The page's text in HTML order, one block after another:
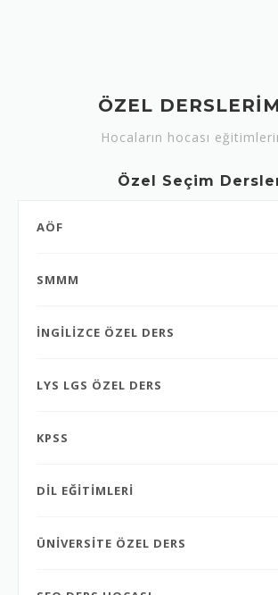
ÖZEL
Hocaların hocası
Özel Seçim
AÖF
SMMM
İNGİLİZCE ÖZEL DERS
LYS LGS ÖZEL DERS
KPSS
DİL EĞİTİMLERİ
ÜNİVERSİTE ÖZEL DERS